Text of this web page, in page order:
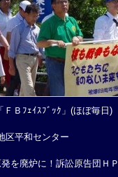
「ＦＢﾌｪｲｽﾌﾞｯｸ」(ほぼ毎日)
区平和センター
を廃炉に！訴訟原告団ＨＰ